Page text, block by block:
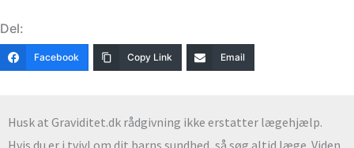
Del:
Facebook Copy Link Email
Husk at Graviditet.dk rådgivning ikke erstatter lægehjælp.
Hvis du er i tvivl om dit barns sundhed, så søg altid læge. Viden